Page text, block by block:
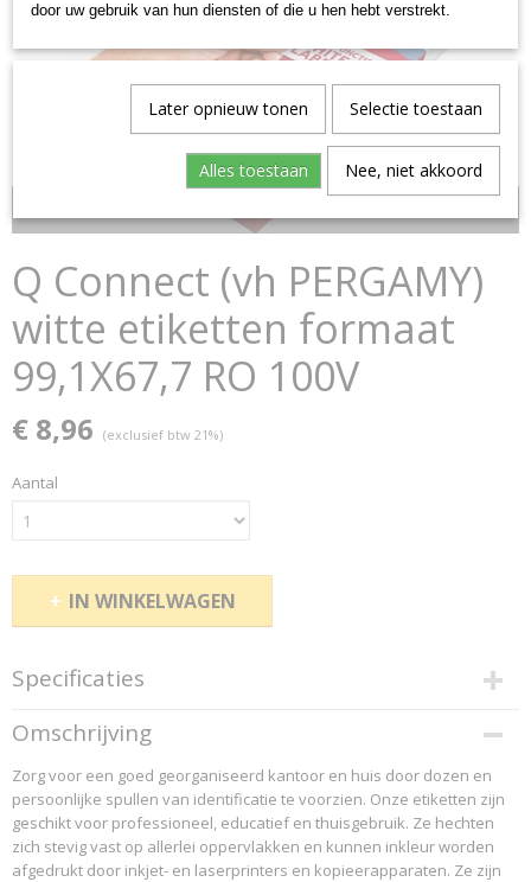
Q Connect (vh PERGAMY)
witte etiketten formaat
99,1X67,7 RO 100V
€ 8,96 (exclusief btw 21%)
Aantal
IN WINKELWAGEN
Specificaties
Productcode
900336
EAN code
8435506902930
Productcode leverancier
Pergamy Huismerk Officeknallers
Omschrijving
Zorg voor een goed georganiseerd kantoor en huis door dozen en
persoonlijke spullen van identificatie te voorzien. Onze etiketten zijn
geschikt voor professioneel, educatief en thuisgebruik. Ze hechten
zich stevig vast op allerlei oppervlakken en kunnen inkleur worden
afgedrukt door inkjet- en laserprinters en kopieerapparaten. Ze zijn
door uw gebruik van hun diensten of die u hen hebt verstrekt.
Later opnieuw tonen Selectie toestaan
Alles toestaan Nee, niet akkoord